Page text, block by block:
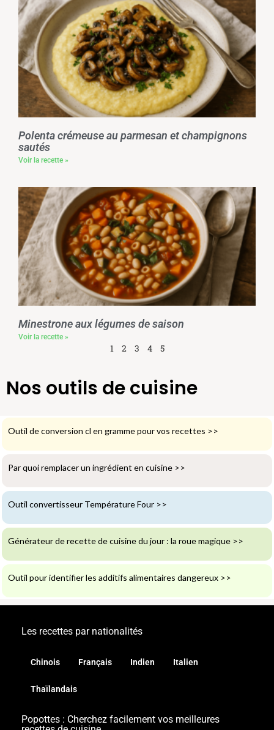
Polenta crémeuse au parmesan et champignons
sautés
Voir la recette »
Minestrone aux légumes de saison
Voir la recette »
1 2 3 4 5
Nos outils de cuisine
Outil de conversion cl en gramme pour vos recettes >>
Par quoi remplacer un ingrédient en cuisine >>
Outil convertisseur Température Four >>
Générateur de recette de cuisine du jour : la roue magique >>
Outil pour identifier les additifs alimentaires dangereux >>
Les recettes par nationalités
Chinois Français Indien Italien
Thaïlandais
Popottes : Cherchez facilement vos meilleures